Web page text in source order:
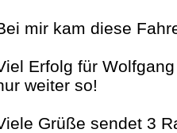
mir kam diese
Erfolg für
weiter so!
Grüße sendet 3